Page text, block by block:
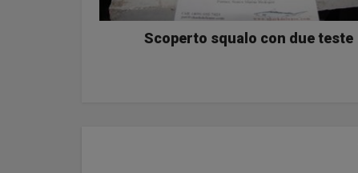
Scoperto squalo con due teste